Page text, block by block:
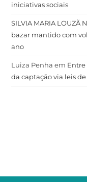
iniciativas sociais
SILVIA MARIA LOUZÃ
bazar mantido com
ano
Luiza Penha em Entre
da captação via leis